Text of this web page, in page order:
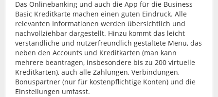
Das Onlinebanking und auch die App für die Business
Basic Kreditkarte machen einen guten Eindruck. Alle
relevanten Informationen werden übersichtlich und
nachvollziehbar dargestellt. Hinzu kommt das leicht
verständliche und nutzerfreundlich gestaltete Menü, das
neben den Accounts und Kreditkarten (man kann
mehrere beantragen, insbesondere bis zu 200 virtuelle
Kreditkarten), auch alle Zahlungen, Verbindungen,
Bonuspartner (nur für kostenpflichtige Konten) und die
Einstellungen umfasst.